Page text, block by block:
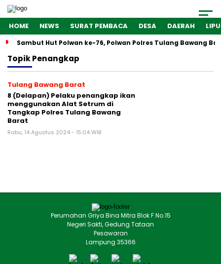
HOME NEWS SURAT PEMBACA DESA DAERAH
Sambut Hut Polwan ke-76, Polwan Polres Tulang Bawang
TopikPenangkap
Tulang Bawang Barat
8 (Delapan) Pelaku penangkap ikan
menggunakan Alat Setrum di
Tangkap Polres Tulang Bawang
Barat
Rabu, 14 Agustus 2024 - 15:04 WIB
Perumahan Griya Bina Mitra Blok F No.15
Negeri Sakti, Gedung Tataan
Pesawaran
Lampung 35366